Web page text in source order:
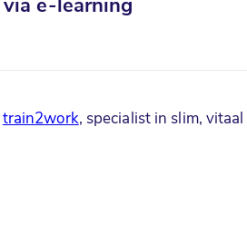
e-learning
train2work, specialist in slim,